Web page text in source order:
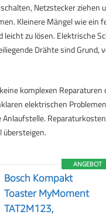
Netzstecker ziehen
Kleinere Mängel wie ein
zu lösen. Elektrische
Drähte sind Grund,
komplexen Reparaturen
elektrischen
übersteigen.
ANGEBOT
Bosch Kompakt
Toaster MyMoment
TAT2M123,